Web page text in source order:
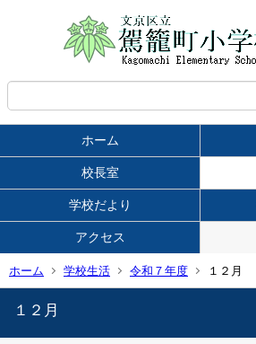
ホーム
校長室
学校だより
アクセス
ホーム 学校生活 令和７年度 １２月
１２月